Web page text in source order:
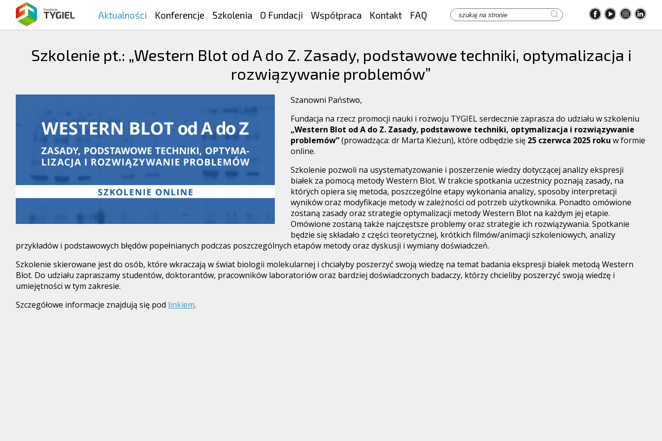
Aktualności Konferencje Szkolenia O Fundacji Współpraca Kontakt FAQ
Szkolenie pt.: „Western Blot od A do Z. Zasady, podstawowe techniki, optymalizacja i
rozwiązywanie problemów”
Szanowni Państwo,
Fundacja na rzecz promocji nauki i rozwoju TYGIEL serdecznie zaprasza do udziału w szkoleniu
„Western Blot od A do Z. Zasady, podstawowe techniki, optymalizacja i rozwiązywanie
problemów”(prowadząca: dr Marta Kieżun), które odbędzie się 25 czerwca 2025 roku w formie
online.
Szkolenie pozwoli na usystematyzowanie i poszerzenie wiedzy dotyczącej analizy ekspresji
białek za pomocą metody Western Blot. W trakcie spotkania uczestnicy poznają zasady, na
których opiera się metoda, poszczególne etapy wykonania analizy, sposoby interpretacji
wyników oraz modyfikacje metody w zależności od potrzeb użytkownika. Ponadto omówione
zostaną zasady oraz strategie optymalizacji metody Western Blot na każdym jej etapie.
Omówione zostaną także najczęstsze problemy oraz strategie ich rozwiązywania. Spotkanie
będzie się składało z części teoretycznej, krótkich filmów/animacji szkoleniowych, analizy
przykładów i podstawowych błędów popełnianych podczas poszczególnych etapów metody oraz dyskusji i wymiany doświadczeń.
Szkolenie skierowane jest do osób, które wkraczają w świat biologii molekularnej i chciałyby poszerzyć swoją wiedzę na temat badania ekspresji białek metodą Western
Blot. Do udziału zapraszamy studentów, doktorantów, pracowników laboratoriów oraz bardziej doświadczonych badaczy, którzy chcieliby poszerzyć swoją wiedzę i
umiejętności w tym zakresie.
Szczegółowe informacje znajdują się pod linkiem.